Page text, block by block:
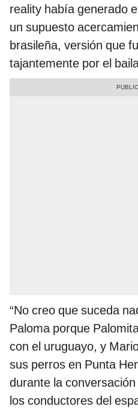
reality había generado
un supuesto
brasileña, versión que
tajantemente por el
“No creo que suceda
Paloma porque
con el uruguayo, y
sus perros en Punta
durante la
los conductores del